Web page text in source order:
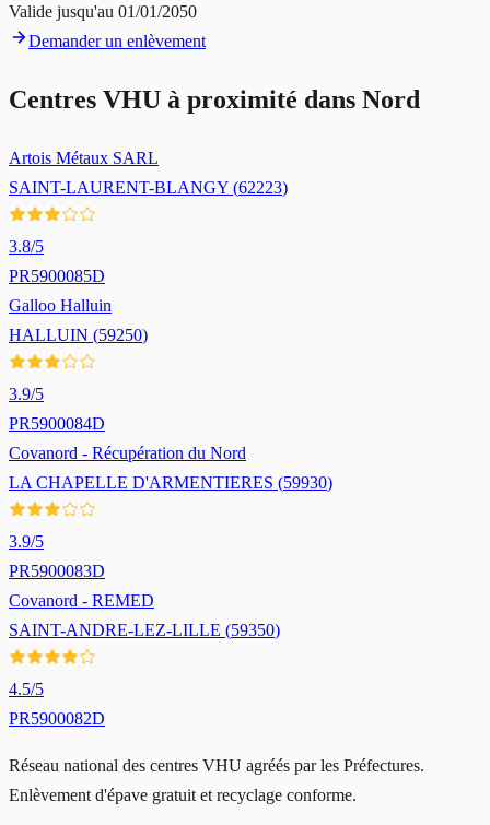
Valide jusqu'au 01/01/2050
Demander un enlèvement
Centres VHU à proximité dans Nord
Artois Métaux SARL
SAINT-LAURENT-BLANGY (62223)
3.8/5
PR5900085D
Galloo Halluin
HALLUIN (59250)
3.9/5
PR5900084D
Covanord - Récupération du Nord
LA CHAPELLE D'ARMENTIERES (59930)
3.9/5
PR5900083D
Covanord - REMED
SAINT-ANDRE-LEZ-LILLE (59350)
4.5/5
PR5900082D
Réseau national des centres VHU agréés par les Préfectures.
Enlèvement d'épave gratuit et recyclage conforme.